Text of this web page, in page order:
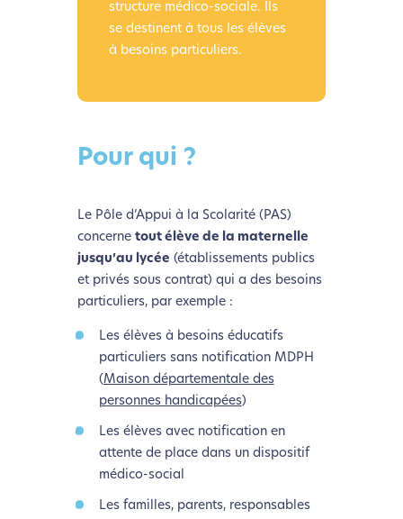
structure médico-sociale. Ils
se destinent à tous les élèves
à besoins particuliers.
Pour qui ?
Le Pôle d’Appui à la Scolarité (PAS)
concerne tout élève de la maternelle
jusqu’au lycée (établissements publics
et privés sous contrat) qui a des besoins
particuliers, par exemple :
Les élèves à besoins éducatifs
particuliers sans notification MDPH
(Maison départementale des
personnes handicapées)
Les élèves avec notification en
attente de place dans un dispositif
médico-social
Les familles, parents, responsables